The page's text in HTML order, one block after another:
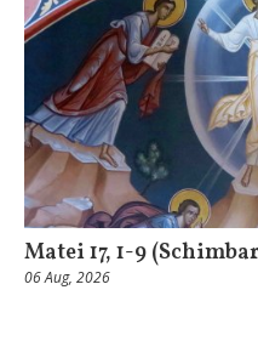
Matei 17, 1-9
06 Aug, 2026